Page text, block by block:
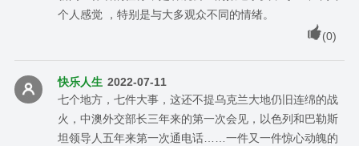
个人感觉 ，特别是与大多观众不同的情绪。
(0)
快乐人生 2022-07-11
七个地方，七件大事，这还不提乌克兰大地仍旧连绵的战
火，中澳外交部长三年来的第一次会见，以色列和巴勒斯
坦领导人五年来第一次通电话……一件又一件惊心动魄的